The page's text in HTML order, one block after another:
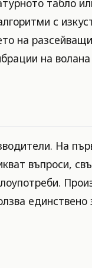
с
на
на
На
въпроси,